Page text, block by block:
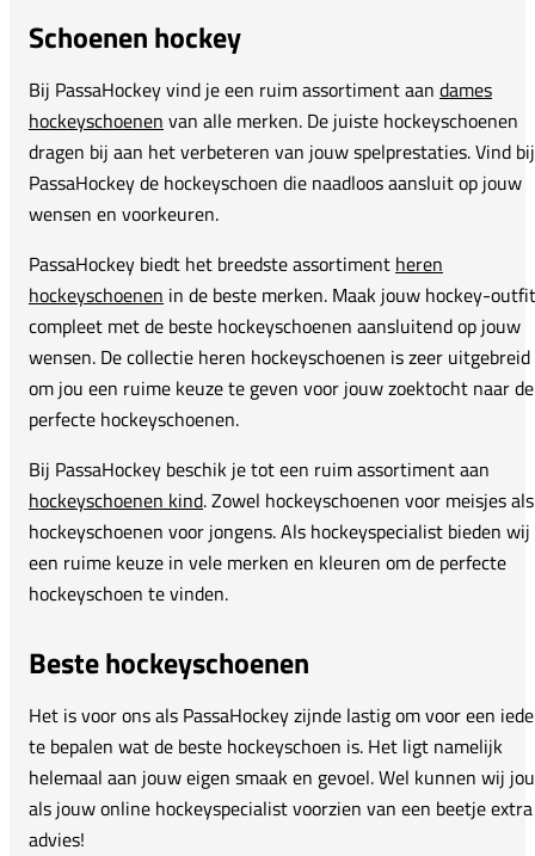
Schoenen hockey
Bij PassaHockey vind je een ruim assortiment aan dames
hockeyschoenen van alle merken. De juiste hockeyschoenen
dragen bij aan het verbeteren van jouw spelprestaties. Vind bij
PassaHockey de hockeyschoen die naadloos aansluit op jouw
wensen en voorkeuren.
PassaHockey biedt het breedste assortiment heren
hockeyschoenen in de beste merken. Maak jouw hockey-outfit
compleet met de beste hockeyschoenen aansluitend op jouw
wensen. De collectie heren hockeyschoenen is zeer uitgebreid
om jou een ruime keuze te geven voor jouw zoektocht naar de
perfecte hockeyschoenen.
Bij PassaHockey beschik je tot een ruim assortiment aan
hockeyschoenen kind. Zowel hockeyschoenen voor meisjes als
hockeyschoenen voor jongens. Als hockeyspecialist bieden wij
een ruime keuze in vele merken en kleuren om de perfecte
hockeyschoen te vinden.
Beste hockeyschoenen
Het is voor ons als PassaHockey zijnde lastig om voor een
te bepalen wat de beste hockeyschoen is. Het ligt namelijk
helemaal aan jouw eigen smaak en gevoel. Wel kunnen wij jou
als jouw online hockeyspecialist voorzien van een beetje extra
advies!